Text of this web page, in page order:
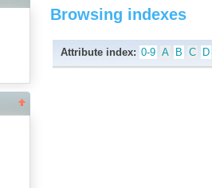
Browsing indexes
Attribute index: 0-9 A B C D